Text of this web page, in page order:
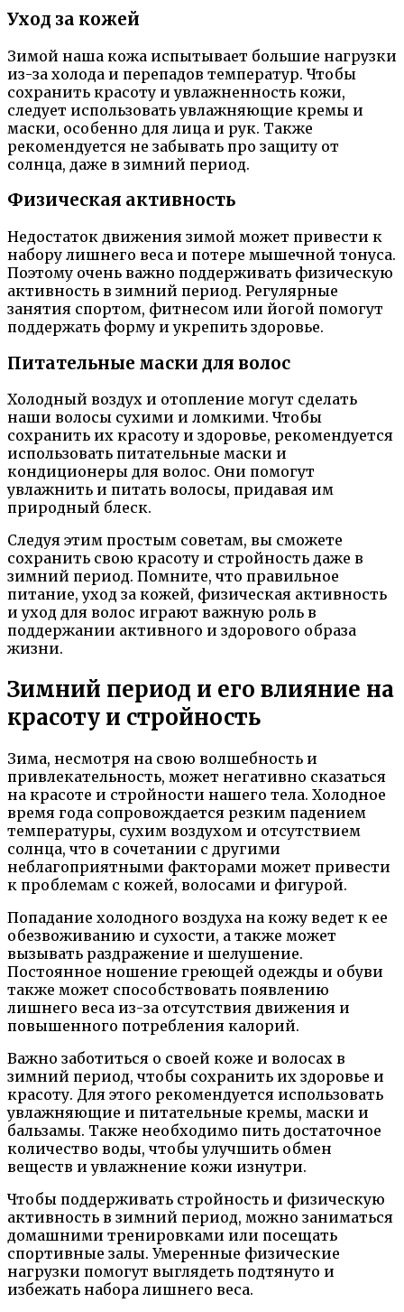
Уход за кожей
Зимой наша кожа испытывает большие нагрузки
из-за холода и перепадов температур. Чтобы
сохранить красоту и увлажненность кожи,
следует использовать увлажняющие кремы и
маски, особенно для лица и рук. Также
рекомендуется не забывать про защиту от
солнца, даже в зимний период.
Физическая активность
Недостаток движения зимой может привести к
набору лишнего веса и потере мышечной тонуса.
Поэтому очень важно поддерживать физическую
активность в зимний период. Регулярные
занятия спортом, фитнесом или йогой помогут
поддержать форму и укрепить здоровье.
Питательные маски для волос
Холодный воздух и отопление могут сделать
наши волосы сухими и ломкими. Чтобы
сохранить их красоту и здоровье, рекомендуется
использовать питательные маски и
кондиционеры для волос. Они помогут
увлажнить и питать волосы, придавая им
природный блеск.
Следуя этим простым советам, вы сможете
сохранить свою красоту и стройность даже в
зимний период. Помните, что правильное
питание, уход за кожей, физическая активность
и уход для волос играют важную роль в
поддержании активного и здорового образа
жизни.
Зимний период и его влияние на
красоту и стройность
Зима, несмотря на свою волшебность и
привлекательность, может негативно сказаться
на красоте и стройности нашего тела. Холодное
время года сопровождается резким падением
температуры, сухим воздухом и отсутствием
солнца, что в сочетании с другими
неблагоприятными факторами может привести
к проблемам с кожей, волосами и фигурой.
Попадание холодного воздуха на кожу ведет к ее
обезвоживанию и сухости, а также может
вызывать раздражение и шелушение.
Постоянное ношение греющей одежды и обуви
также может способствовать появлению
лишнего веса из-за отсутствия движения и
повышенного потребления калорий.
Важно заботиться о своей коже и волосах в
зимний период, чтобы сохранить их здоровье и
красоту. Для этого рекомендуется использовать
увлажняющие и питательные кремы, маски и
бальзамы. Также необходимо пить достаточное
количество воды, чтобы улучшить обмен
веществ и увлажнение кожи изнутри.
Чтобы поддерживать стройность и физическую
активность в зимний период, можно заниматься
домашними тренировками или посещать
спортивные залы. Умеренные физические
нагрузки помогут выглядеть подтянуто и
избежать набора лишнего веса.